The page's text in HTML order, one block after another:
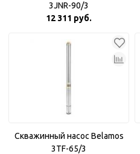
3JNR-90/3
12 311 руб.
Скважинный насос Belamos
3TF-65/3